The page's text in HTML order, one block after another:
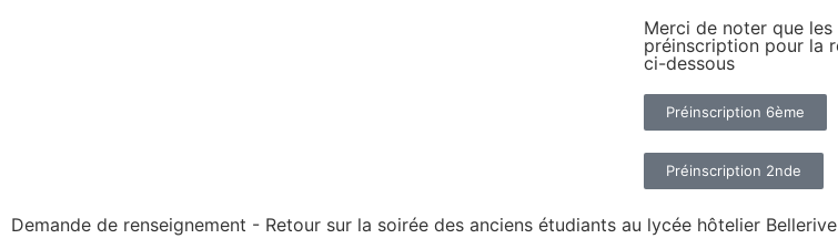
Merci de noter que
préinscription pour la
ci-dessous
Préinscription 6ème
Préinscription 2nde
Demande de renseignement - Retour sur la soirée des anciens étudiants au lycée hôtelier Bellerive